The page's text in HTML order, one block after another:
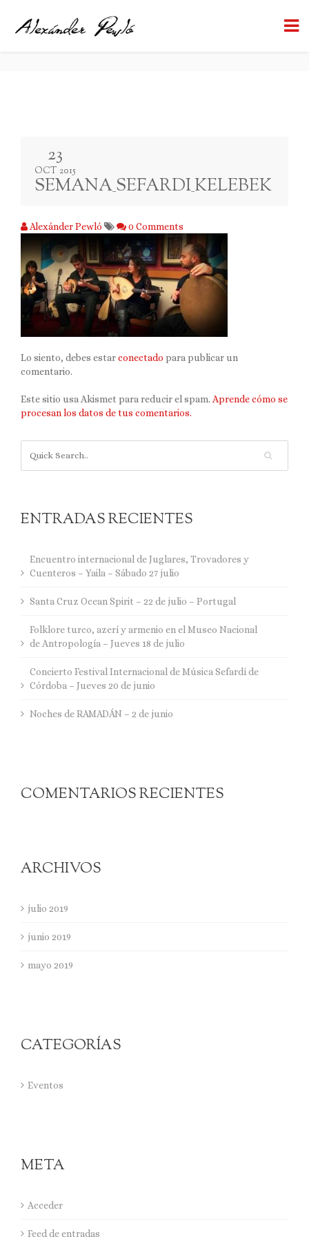
SEMANA_SEFARDI_KELEBEK
BACK TO BLOG
23
OCT 2015
SEMANA_SEFARDI_KELEBEK
Alexánder Pewló 0 Comments
Lo siento, debes estarconectado para publicar un
comentario.
Este sitio usa Akismet para reducir el spam. Aprende cómo se
procesan los datos de tus comentarios.
ENTRADAS RECIENTES
Encuentro internacional de Juglares, Trovadores y
Cuenteros – Yaila – Sábado 27 julio
Santa Cruz Ocean Spirit – 22 de julio – Portugal
Folklore turco, azerí y armenio en el Museo Nacional
de Antropología – Jueves 18 de julio
Concierto Festival Internacional de Música Sefardí de
Córdoba – Jueves 20 de junio
Noches de RAMADÁN – 2 de junio
COMENTARIOS RECIENTES
ARCHIVOS
julio 2019
junio 2019
mayo 2019
CATEGORÍAS
Eventos
META
Acceder
Feed de entradas